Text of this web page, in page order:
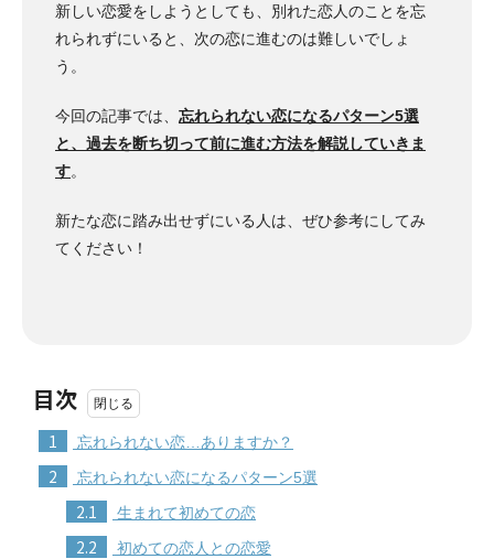
新しい恋愛をしようとしても、別れた恋人のことを忘
れられずにいると、次の恋に進むのは難しいでしょ
う。
今回の記事では、 忘れられない恋になるパターン5選
と、過去を断ち切って前に進む方法を解説していきま
す。
新たな恋に踏み出せずにいる人は、ぜひ参考にしてみ
てください！
目次
1 忘れられない恋…ありますか？
2 忘れられない恋になるパターン5選
2.1 生まれて初めての恋
2.2 初めての恋人との恋愛